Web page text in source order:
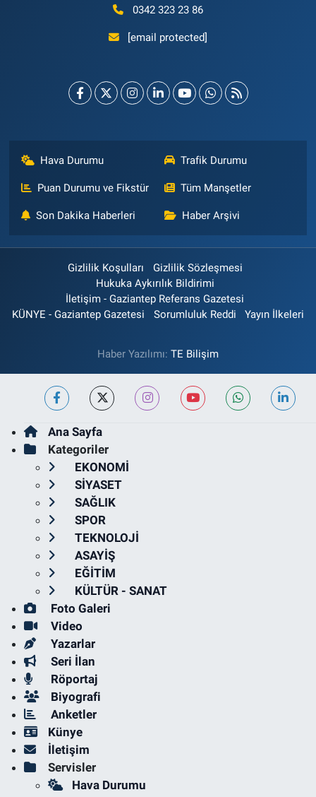
0342 323 23 86
[email protected]
Hava Durumu Trafik Durumu
Puan Durumu ve Fikstür Tüm Manşetler
Son Dakika Haberleri Haber Arşivi
Gizlilik Koşulları
Gizlilik Sözleşmesi
Hukuka Aykırılık Bildirimi
İletişim - Gaziantep Referans Gazetesi
KÜNYE - Gaziantep Gazetesi
Sorumluluk Reddi Yayın İlkeleri
Haber Yazılımı: TE Bilişim
Ana Sayfa
Kategoriler
EKONOMİ
SİYASET
SAĞLIK
SPOR
TEKNOLOJİ
ASAYİŞ
EĞİTİM
KÜLTÜR - SANAT
Foto Galeri
Video
Yazarlar
Seri İlan
Röportaj
Biyografi
Anketler
Künye
İletişim
Servisler
Hava Durumu